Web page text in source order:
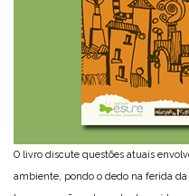
O livro discute questões atuais
ambiente, pondo o dedo na ferida